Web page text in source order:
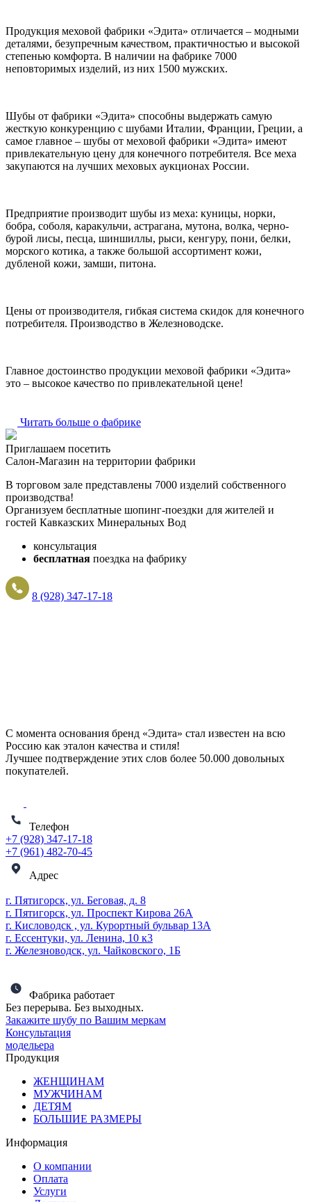
Продукция меховой фабрики «Эдита» отличается – модными
деталями, безупречным качеством, практичностью и высокой
степенью комфорта. В наличии на фабрике 7000
неповторимых изделий, из них 1500 мужских.
Шубы от фабрики «Эдита» способны выдержать самую
жесткую конкуренцию с шубами Италии, Франции, Греции, а
самое главное – шубы от меховой фабрики «Эдита» имеют
привлекательную цену для конечного потребителя. Все меха
закупаются на лучших меховых аукционах России.
Предприятие производит шубы из меха: куницы, норки,
бобра, соболя, каракульчи, астрагана, мутона, волка, черно-
бурой лисы, песца, шиншиллы, рыси, кенгуру, пони, белки,
морского котика, а также большой ассортимент кожи,
дубленой кожи, замши, питона.
Цены от производителя, гибкая система скидок для конечного
потребителя. Производство в Железноводске.
Главное достоинство продукции меховой фабрики «Эдита»
это – высокое качество по привлекательной цене!
Читать больше о фабрике
Приглашаем посетить
Салон-Магазин на территории фабрики
В торговом зале представлены 7000 изделий собственного
производства!
Организуем бесплатные шопинг-поездки для жителей и
гостей Кавказских Минеральных Вод
консультация
бесплатная поездка на фабрику
8 (928) 347-17-18
С момента основания бренд «Эдита» стал известен на всю
Россию как эталон качества и стиля!
Лучшее подтверждение этих слов более 50.000 довольных
покупателей.
Телефон
+7 (928) 347-17-18
+7 (961) 482-70-45
Адрес
г. Пятигорск, ул. Беговая, д. 8
г. Пятигорск, ул. Проспект Кирова 26А
г. Кисловодск , ул. Курортный бульвар 13А
г. Ессентуки, ул. Ленина, 10 к3
г. Железноводск, ул. Чайковского, 1Б
Фабрика работает
Без перерыва. Без выходных.
Закажите шубу по Вашим меркам
Консультация
модельера
Продукция
ЖЕНЩИНАМ
МУЖЧИНАМ
ДЕТЯМ
БОЛЬШИЕ РАЗМЕРЫ
Информация
О компании
Оплата
Услуги